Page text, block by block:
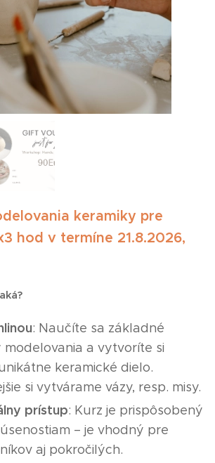
keramiky pre
hod v termíne 21.8.2026,
: Naučíte sa základné
modelovania a vytvoríte si
keramické dielo.
si vytvárame vázy, resp. misy.
prístup: Kurz je prispôsobený
– je vhodný pre
aj pokročilých.